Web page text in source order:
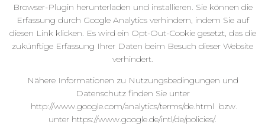
Browser-Plugin herunterladen und installieren. Sie können die
Erfassung durch Google Analytics verhindern, indem Sie auf
diesen Link klicken. Es wird ein Opt-Out-Cookie gesetzt, das die
zukünftige Erfassung Ihrer Daten beim Besuch dieser Website
verhindert.
Nähere Informationen zu Nutzungsbedingungen und
Datenschutz finden Sie unter
http://www.google.com/analytics/terms/de.html bzw.
unter https://www.google.de/intl/de/policies/.